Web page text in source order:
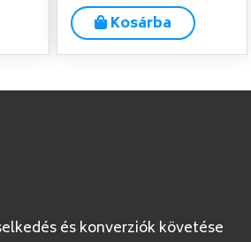
Kosárba
és konverziók követése